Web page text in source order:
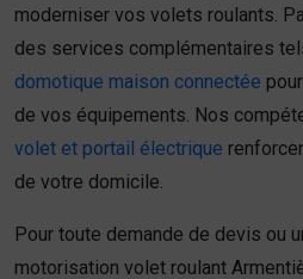
moderniser vos volets roulants.
des services complémentaires
domotique maison connectée
de vos équipements. Nos
volet et portail électrique
de votre domicile.
Pour toute demande de devis ou
motorisation volet roulant